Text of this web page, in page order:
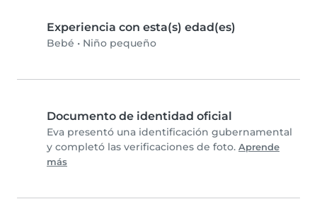
Experiencia con esta(s) edad(es)
Bebé • Niño pequeño
Documento de identidad oficial
Eva presentó una identificación gubernamental
y completó las verificaciones de foto. Aprende
más